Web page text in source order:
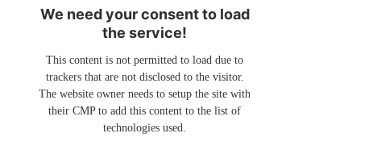
We need your consent to load
the service!
This content is not permitted to load due to
trackers that are not disclosed to the visitor.
The website owner needs to setup the site with
their CMP to add this content to the list of
technologies used.